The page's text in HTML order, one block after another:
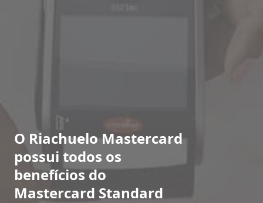
O Riachuelo Mastercard
possui todos os
benefícios do
Mastercard Standard